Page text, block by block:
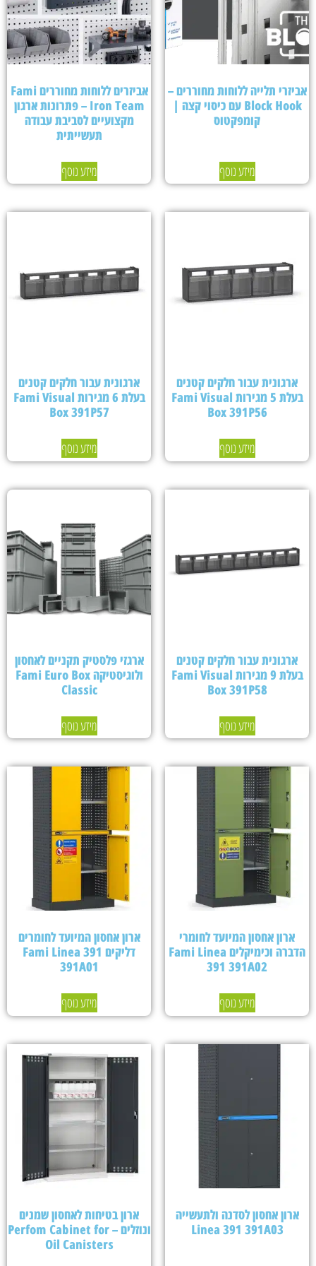
אביזרי תלייה ללוחות מחוררים –
Block Hook עם כיסוי קצה |
קומפקטוס
מידע נוסף
אביזרים ללוחות מחוררים Fami
Iron Team – פתרונות ארגון
מקצועיים לסביבת עבודה
תעשייתית
מידע נוסף
ארגונית עבור חלקים קטנים
בעלת 5 מגירות Fami Visual
Box 391P56
מידע נוסף
ארגונית עבור חלקים קטנים
בעלת 6 מגירות Fami Visual
Box 391P57
מידע נוסף
ארגונית עבור חלקים קטנים
בעלת 9 מגירות Fami Visual
Box 391P58
מידע נוסף
ארגזי פלסטיק תקניים לאחסון
ולוגיסטיקה Fami Euro Box
Classic
מידע נוסף
ארון אחסון המיועד לחומרי
הדברה וכימיקלים Fami Linea
391 391A02
מידע נוסף
ארון אחסון המיועד לחומרים
דליקים Fami Linea 391
391A01
מידע נוסף
ארון אחסון לסדנה ולתעשייה
Linea 391 391A03
ארון בטיחות לאחסון שמנים
ונוזלים – Perfom Cabinet for
Oil Canisters